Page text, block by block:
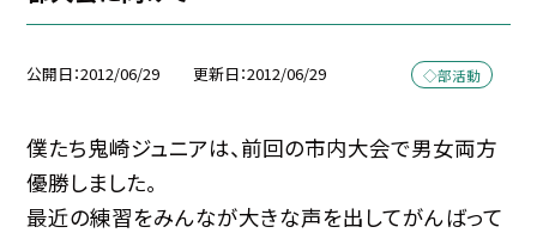
公開日 2012/06/29 更新日 2012/06/29 ◇部活動
僕たち鬼崎ジュニアは、前回の市内大会で男女両方
優勝しました。
最近の練習をみんなが大きな声を出してがんばって